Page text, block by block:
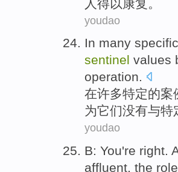
人 得以康复。
youdao
In many specific
sentinel values
operation.
在许多特定的案
为它们没有与特
youdao
B: You're right.
affluent, the role